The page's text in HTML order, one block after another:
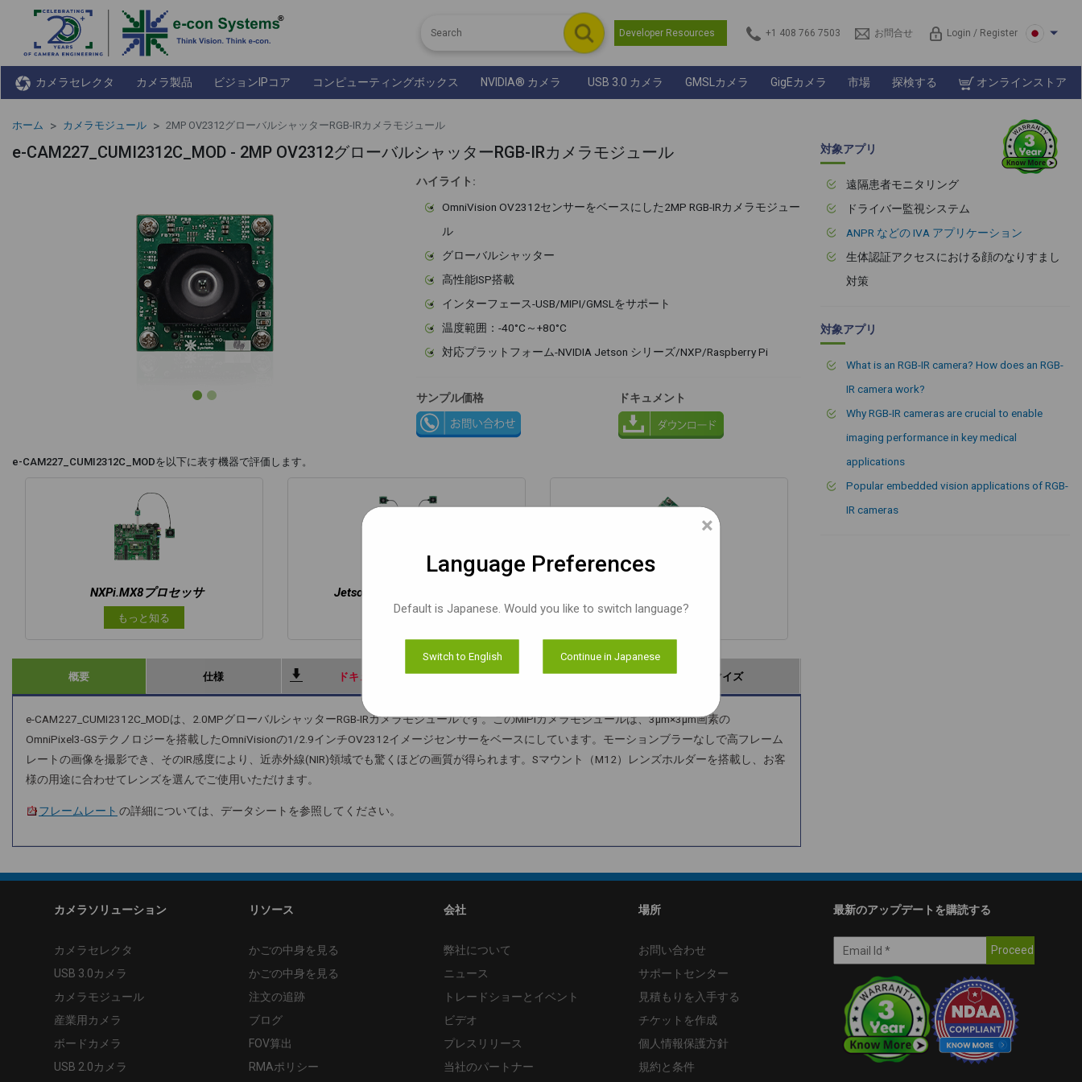
Developer Resources +1 408 766 7503 お問合せ Login / Register
カメラセレクタ カメラ製品 ビジョンIPコア コンピューティングボックス NVIDIA® カメラ USB 3.0 カメラ GMSLカメラ GigEカメラ 市場 探検する オンラインストア
ホーム カメラモジュール 2MP OV2312グローバルシャッターRGB-IRカメラモジュール
e-CAM227_CUMI2312C_MOD - 2MP OV2312グローバルシャッターRGB-IRカメラモジュール
ハイライト:
OmniVision OV2312センサーをベースにした2MP RGB-IRカメラモジュー
ル
グローバルシャッター
高性能ISP搭載
インターフェース-USB/MIPI/GMSLをサポート
温度範囲：-40°C～+80°C
対応プラットフォーム-NVIDIA Jetson シリーズ/NXP/Raspberry Pi
サンプル価格 ドキュメント
e-CAM227_CUMI2312C_MODを以下に表す機器で評価します。
NXPi.MX8プロセッサ
もっと知る
Jetson AGX ORIN® / Xavier™
もっと知る
概要 仕様 ドキュメント 評価キット カスタマイズ
e-CAM227_CUMI2312C_MODは、2.0MPグローバルシャッターRGB-IRカメラモジュールです。このMIPIカメラモジュールは、3μm×3μm画素の
OmniPixel3-GSテクノロジーを搭載したOmniVisionの1/2.9インチOV2312イメージセンサーをベースにしています。モーションブラーなしで高フレーム
レートの画像を撮影でき、そのIR感度により、近赤外線(NIR)領域でも驚くほどの画質が得られます。Sマウント（M12）レンズホルダーを搭載し、お客
様の用途に合わせてレンズを選んでご使用いただけます。
フレームレート の詳細については、データシートを参照してください。
対象アプリ
遠隔患者モニタリング
ドライバー監視システム
ANPR などの IVA アプリケーション
生体認証アクセスにおける顔のなりすまし
対策
対象アプリ
What is an RGB-IR camera? How does an RGB-
IR camera work?
Why RGB-IR cameras are crucial to enable
imaging performance in key medical
applications
Popular embedded vision applications of RGB-
IR cameras
カメラソリューション
カメラセレクタ
USB 3.0カメラ
カメラモジュール
産業用カメラ
ボードカメラ
USB 2.0カメラ
リソース
かごの中身を見る
かごの中身を見る
注文の追跡
ブログ
FOV算出
RMAポリシー
会社
弊社について
ニュース
トレードショーとイベント
ビデオ
プレスリリース
当社のパートナー
場所
お問い合わせ
サポートセンター
見積もりを入手する
チケットを作成
個人情報保護方針
規約と条件
最新のアップデートを購読する
×
Language Preferences
Default is Japanese. Would you like to switch language?
Switch to English Continue in Japanese